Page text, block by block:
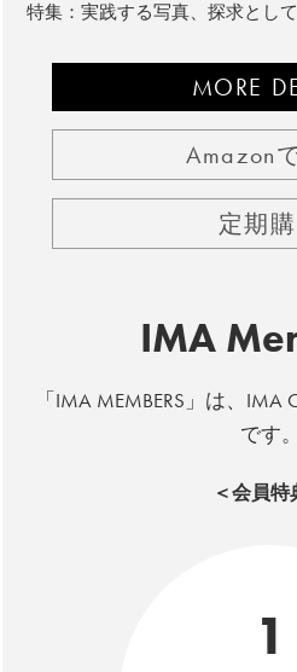
特集：実践する写真、探求とし
MORE
Amazon
定期
IMA
「IMA MEMBERS」は、
です。
＜会員特
1